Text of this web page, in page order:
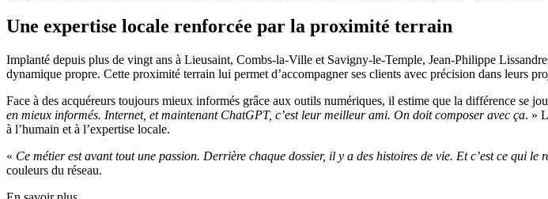
Une expertise locale renforcée par la proximité terrain
Implanté depuis plus de vingt ans à Lieusaint, Combs-la-Ville et Savigny-le-Temple, Jean-Philippe
dynamique propre. Cette proximité terrain lui permet d’accompagner ses clients avec précision dans leurs
Face à des acquéreurs toujours mieux informés grâce aux outils numériques, il estime que la différence se
en mieux informés. Internet, et maintenant ChatGPT, c’est leur meilleur ami. On doit composer avec ça. »
à l’humain et à l’expertise locale.
« Ce métier est avant tout une passion. Derrière chaque dossier, il y a des histoires de vie. Et c’est ce qui le
couleurs du réseau.